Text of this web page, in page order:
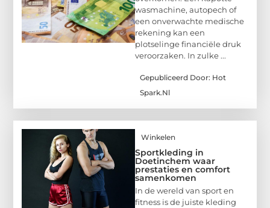
wasmachine, autopech of
een onverwachte medische
rekening kan een
plotselinge financiële druk
veroorzaken. In zulke ...
Gepubliceerd Door: Hot
Spark.nl
Winkelen
Sportkleding in
Doetinchem waar
prestaties en comfort
samenkomen
In de wereld van sport en
fitness is de juiste kleding